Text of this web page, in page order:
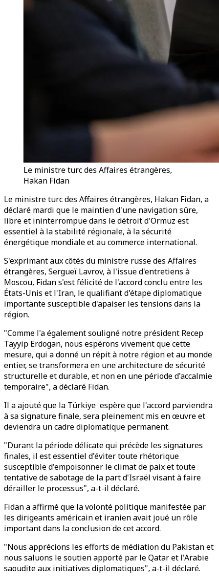
Le ministre turc des Affaires étrangères,
Hakan Fidan
Le ministre turc des Affaires étrangères, Hakan Fidan, a
déclaré mardi que le maintien d'une navigation sûre,
libre et ininterrompue dans le détroit d'Ormuz est
essentiel à la stabilité régionale, à la sécurité
énergétique mondiale et au commerce international.
S'exprimant aux côtés du ministre russe des Affaires
étrangères, Sergueï Lavrov, à l'issue d'entretiens à
Moscou, Fidan s'est félicité de l'accord conclu entre les
États-Unis et l'Iran, le qualifiant d'étape diplomatique
importante susceptible d'apaiser les tensions dans la
région.
"Comme l'a également souligné notre président Recep
Tayyip Erdogan, nous espérons vivement que cette
mesure, qui a donné un répit à notre région et au monde
entier, se transformera en une architecture de sécurité
structurelle et durable, et non en une période d'accalmie
temporaire", a déclaré Fidan.
Il a ajouté que la Türkiye espère que l'accord parviendra
à sa signature finale, sera pleinement mis en œuvre et
deviendra un cadre diplomatique permanent.
"Durant la période délicate qui précède les signatures
finales, il est essentiel d'éviter toute rhétorique
susceptible d'empoisonner le climat de paix et toute
tentative de sabotage de la part d'Israël visant à faire
dérailler le processus", a-t-il déclaré.
Fidan a affirmé que la volonté politique manifestée par
les dirigeants américain et iranien avait joué un rôle
important dans la conclusion de cet accord.
"Nous apprécions les efforts de médiation du Pakistan et
nous saluons le soutien apporté par le Qatar et l'Arabie
saoudite aux initiatives diplomatiques", a-t-il déclaré.